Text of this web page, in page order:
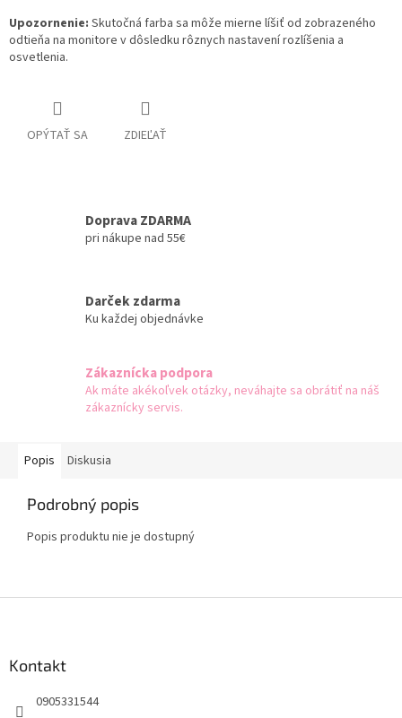
Upozornenie: Skutočná farba sa môže mierne líšiť od zobrazeného
odtieňa na monitore v dôsledku rôznych nastavení rozlíšenia a
osvetlenia.
OPÝTAŤ SA ZDIEĽAŤ
Doprava ZDARMA
pri nákupe nad 55€
Darček zdarma
Ku každej objednávke
Zákaznícka podpora
Ak máte akékoľvek otázky, neváhajte sa obrátiť na náš
zákaznícky servis.
Popis Diskusia
Podrobný popis
Popis produktu nie je dostupný
Kontakt
0905331544